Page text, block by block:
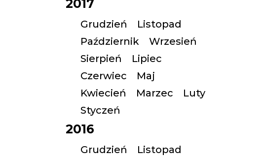
2017
Grudzień
Listopad
Październik
Wrzesień
Sierpień
Lipiec
Czerwiec
Maj
Kwiecień
Marzec
Luty
Styczeń
2016
Grudzień
Listopad